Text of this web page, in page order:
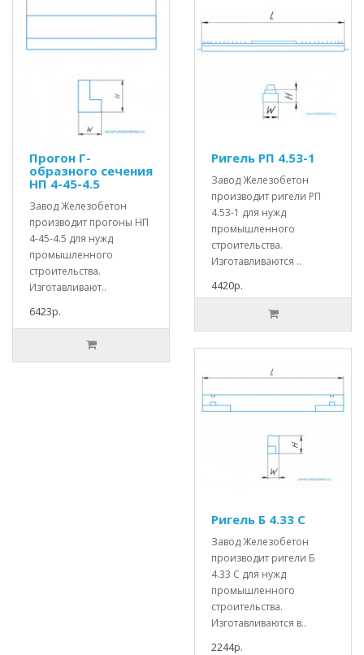
Прогон Г-
образного сечения
НП 4-45-4.5
Завод Железобетон
производит прогоны НП
4-45-4.5 для нужд
промышленного
строительства.
Изготавливают..
6423р.
Ригель РП 4.53-1
Завод Железобетон
производит ригели РП
4.53-1 для нужд
промышленного
строительства.
Изготавливаются ..
4420р.
Ригель Б 4.33 С
Завод Железобетон
производит ригели Б
4.33 С для нужд
промышленного
строительства.
Изготавливаются в..
2244р.